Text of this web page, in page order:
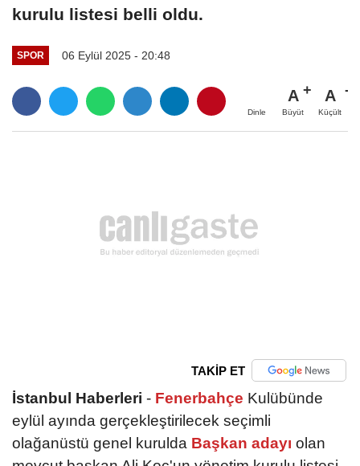
kurulu listesi belli oldu.
SPOR 06 Eylül 2025 - 20:48
Dinle
A
Büyüt
A
Küçült
TAKİP ET
İstanbul Haberleri - Fenerbahçe Kulübünde
eylül ayında gerçekleştirilecek seçimli
olağanüstü genel kurulda Başkan adayı olan